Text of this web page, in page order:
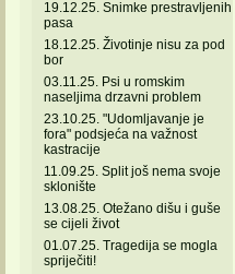
19.12.25. Snimke prestravljenih
pasa
18.12.25. Životinje nisu za pod
bor
03.11.25. Psi u romskim
naseljima drzavni problem
23.10.25. "Udomljavanje je
fora" podsjeća na važnost
kastracije
11.09.25. Split još nema svoje
sklonište
13.08.25. Otežano dišu i guše
se cijeli život
01.07.25. Tragedija se mogla
spriječiti!